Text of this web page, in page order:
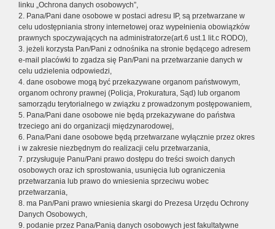
linku „Ochrona danych osobowych”,
2. Pana/Pani dane osobowe w postaci adresu IP, są przetwarzane w
celu udostępniania strony internetowej oraz wypełnienia obowiązków
prawnych spoczywających na administratorze(art.6 ust.1 lit.c RODO),
3. jeżeli korzysta Pan/Pani z odnośnika na stronie będącego adresem
e-mail placówki to zgadza się Pan/Pani na przetwarzanie danych w
celu udzielenia odpowiedzi,
4. dane osobowe mogą być przekazywane organom państwowym,
organom ochrony prawnej (Policja, Prokuratura, Sąd) lub organom
samorządu terytorialnego w związku z prowadzonym postępowaniem,
5. Pana/Pani dane osobowe nie będą przekazywane do państwa
trzeciego ani do organizacji międzynarodowej,
6. Pana/Pani dane osobowe będą przetwarzane wyłącznie przez okres
i w zakresie niezbędnym do realizacji celu przetwarzania,
7. przysługuje Panu/Pani prawo dostępu do treści swoich danych
osobowych oraz ich sprostowania, usunięcia lub ograniczenia
przetwarzania lub prawo do wniesienia sprzeciwu wobec
przetwarzania,
8. ma Pan/Pani prawo wniesienia skargi do Prezesa Urzędu Ochrony
Danych Osobowych,
9. podanie przez Pana/Panią danych osobowych jest fakultatywne